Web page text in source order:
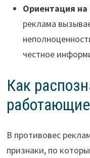
Ориентация
реклама
честное
Как
В противовес
признаки, по